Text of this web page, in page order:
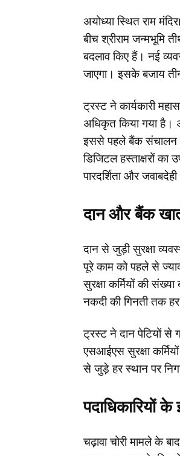
अयोध्या स्थितराम मंदिर
बीच श्रीराम जन्मभूमि
बदलाव किए हैं। नई
जाएगा। इसके बजाय
ट्रस्ट ने कार्यकारी
अधिकृत किया गया है।
इससे पहले बैंक संचालन की
डिजिटल हस्ताक्षरों का
पारदर्शिता और
दान और बैंक
दान से जुड़ी सुरक्षा
पूरे काम को पहले से
सुरक्षा कर्मियों की
नकदी की गिनती तक
ट्रस्ट ने दान पेटियों से
एसआईएस सुरक्षा
से जुड़े हर स्थान पर
पदाधिकारियों के
चढ़ावा चोरी मामले के